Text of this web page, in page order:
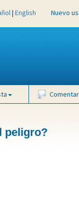
| English Nuevo
peligro?